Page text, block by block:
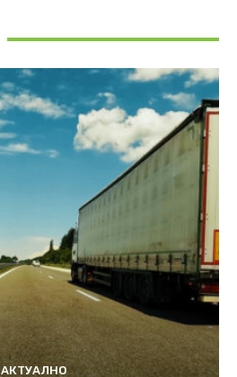
АКТУАЛНО